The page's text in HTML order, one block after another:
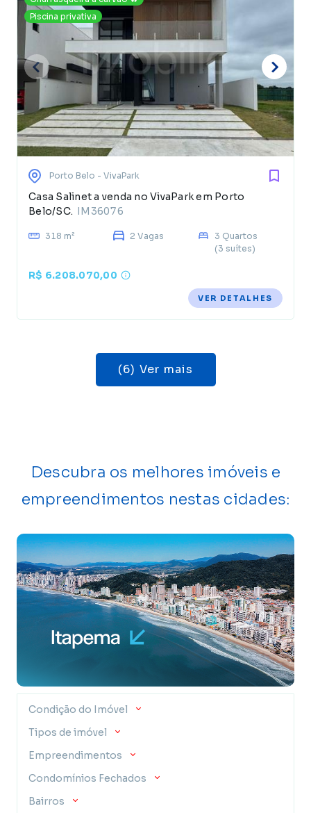
Piscina privativa
Porto Belo - VivaPark
Casa Salinet a venda no VivaPark em Porto
Belo/SC. IM36076
318 m² 2 Vagas
3 Quartos
(3 suítes)
R$ 6.208.070,00
VER DETALHES
(6) Ver mais
Descubra os melhores imóveis e
empreendimentos nestas cidades:
Condição do Imóvel
Tipos de imóvel
Empreendimentos
Condomínios Fechados
Bairros